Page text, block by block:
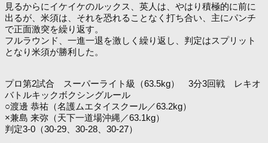
見るからにイケイケのルックス、英人は、やはり積極的に前に
出るが、米須は、それを恐れることなく打ち合い、主にパンチ
で正面激突を繰り返す。
フルラウンド、一進一退を激しく繰り返し、判定はスプリット
となり米須が勝利した。
プロ第2試合 スーパーライト級（63.5kg） 3分3回戦 レキオ
バトルキックボクシングルール
○渡邊 恭祐（名護ムエタイスクール／63.2kg）
×兼島 来弥（天下一道場沖縄／63.1kg）
判定3-0（30-29、30-28、30-27）